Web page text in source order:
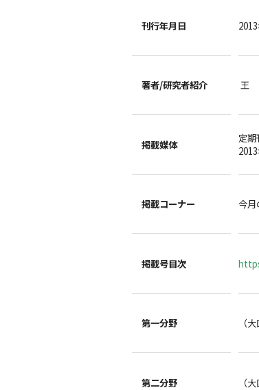
刊行年月日
著者/研究者紹介 王
掲載媒体
定期
掲載コーナー 今月
掲載号目次
第一分野 （
第二分野 （